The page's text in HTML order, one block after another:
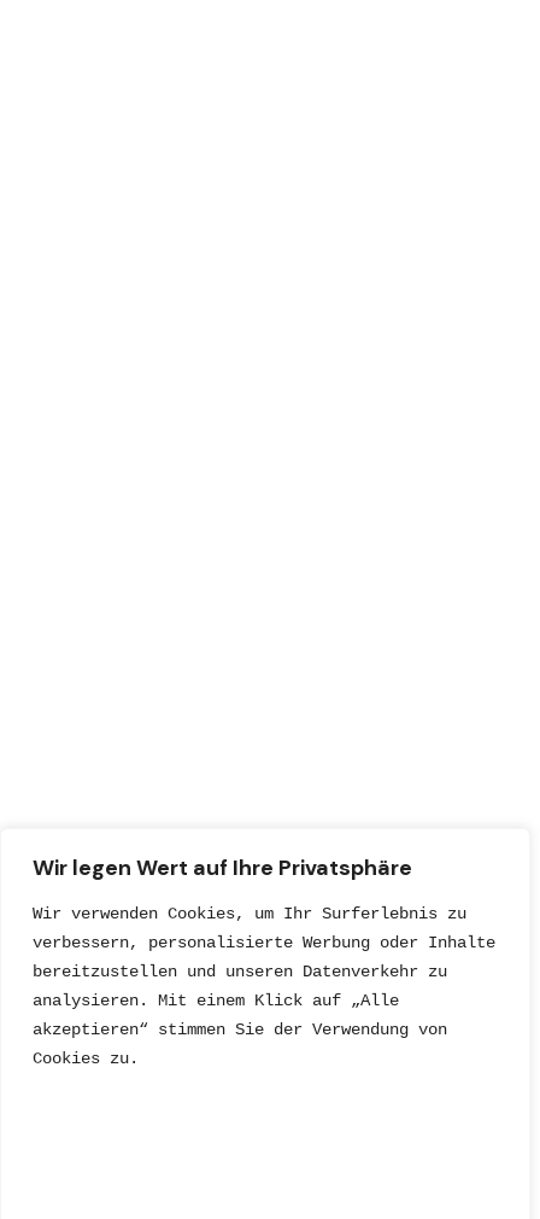
Wir legen Wert auf Ihre Privatsphäre
Wir verwenden Cookies, um Ihr Surferlebnis zu
verbessern, personalisierte Werbung oder Inhalte
bereitzustellen und unseren Datenverkehr zu
analysieren. Mit einem Klick auf „Alle
akzeptieren“ stimmen Sie der Verwendung von
Cookies zu.